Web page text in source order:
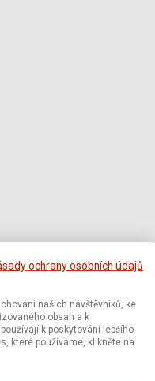
ochrany osobních údajů
našich návštěvníků, ke
obsah a k
k poskytování lepšího
které používáme, klikněte na